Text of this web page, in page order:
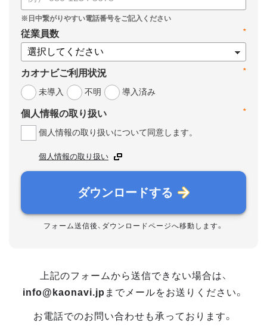
*
従業員数
*
カオナビご利用状況
未導入
不明 導入済み
*
個人情報の取り扱い
個人情報の取り扱いについて同意します。
個人情報の取り扱い
ダウンロードする
フォーム送信後、ダウンロードページへ移動します。
上記のフォームから送信できない場合は、
info@kaonavi.jp までメールをお送りください。
お電話でのお問い合わせも承っております。